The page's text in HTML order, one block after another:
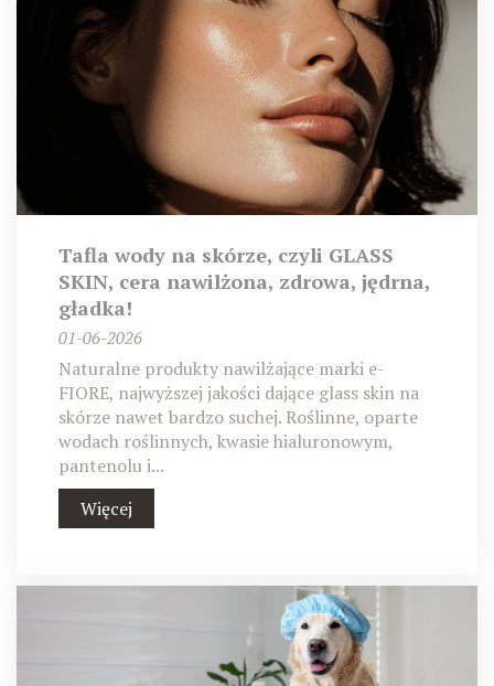
Tafla wody na skórze, czyli GLASS
SKIN, cera nawilżona, zdrowa, jędrna,
gładka!
01-06-2026
Naturalne produkty nawilżające marki e-
FIORE, najwyższej jakości dające glass skin na
skórze nawet bardzo suchej. Roślinne, oparte
wodach roślinnych, kwasie hialuronowym,
pantenolu i...
Więcej